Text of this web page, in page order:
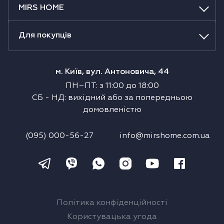
Холодильники
Духові шафи
Мікрохвильові печі
Вакууматори
Кавоварки
Поверхні з вбудованою витяжкою
MIRS HOME
Для покупців
м. Київ, вул. Антоновича, 44
ПН–ПТ : з 11:00 до 18:00
СБ - НД: вихідний або за попередньою
домовленістю
info@mirshome.com.ua
(095) 000-56-27
Політика конфіденційності
Користувацька угода